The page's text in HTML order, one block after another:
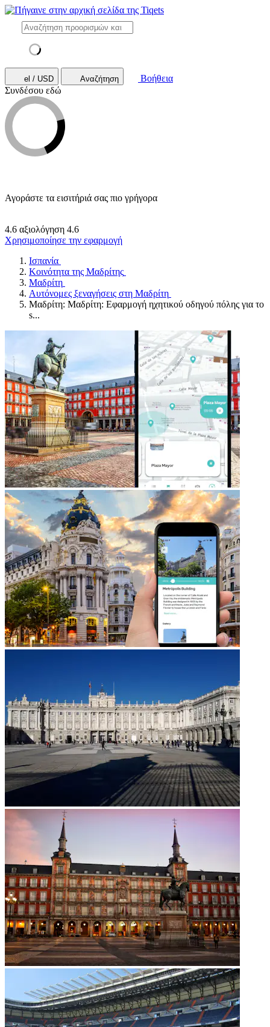
el / USD Αναζήτηση
Βοήθεια
Συνδέσου εδώ
Αγοράστε τα εισιτήριά σας πιο γρήγορα
4.6 αξιολόγηση 4.6
Χρησιμοποίησε την εφαρμογή
Ισπανία
Κοινότητα της Μαδρίτης
Μαδρίτη
Αυτόνομες ξεναγήσεις στη Μαδρίτη
Μαδρίτη: Μαδρίτη: Εφαρμογή ηχητικού οδηγού πόλης για το
s...